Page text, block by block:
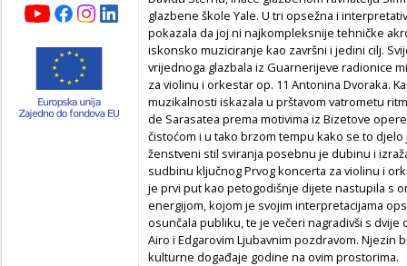
glazbene škole Yale. U tri opsežna i
pokazala da joj ni najkompleksnije tehničke
iskonsko muziciranje kao završni i jedini cilj.
vrijednoga glazbala iz Guarnerijeve radionice
za violinu i orkestar op. 11 Antonina Dvoraka.
muzikalnosti iskazala u prštavom vatrometu
de Sarasatea prema motivima iz Bizetove
čistoćom i u tako brzom tempu kako se to
ženstveni stil sviranja posebnu je dubinu i
sudbinu ključnog Prvog koncerta za violinu i
je prvi put kao petogodišnje dijete nastupila s
energijom, kojom je svojim interpretacijama
osunčala publiku, te je večeri nagradivši s
Airo i Edgarovim Ljubavnim pozdravom. Njezin
kulturne događaje godine na ovim prostorima.